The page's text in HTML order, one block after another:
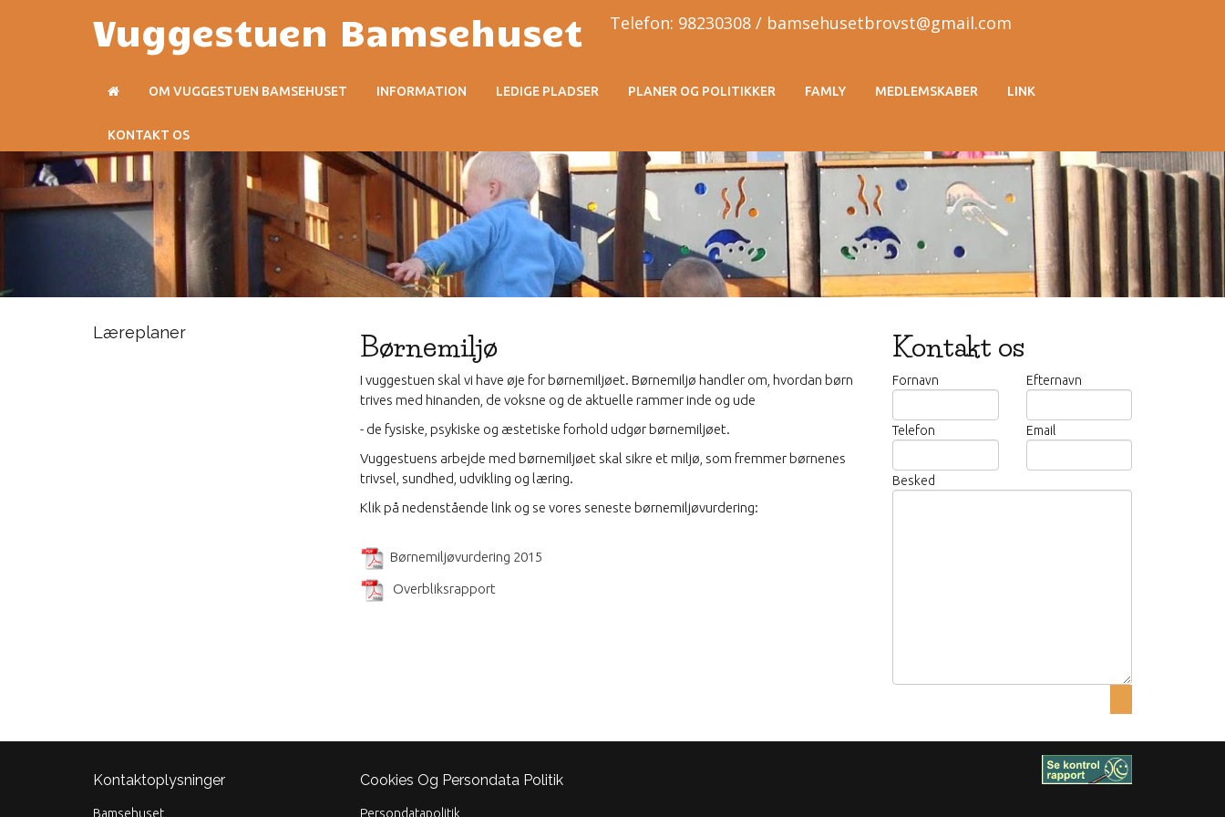
Vuggestuen Bamsehuset Telefon: 98230308 / bamsehusetbrovst@gmail.com
OM VUGGESTUEN BAMSEHUSET INFORMATION LEDIGE PLADSER PLANER OG POLITIKKER FAMLY MEDLEMSKABER LINK
KONTAKT OS
Læreplaner Børnemiljø
I vuggestuen skal vi have øje for børnemiljøet. Børnemiljø handler om, hvordan børn
trives med hinanden, de voksne og de aktuelle rammer inde og ude
- de fysiske, psykiske og æstetiske forhold udgør børnemiljøet.
Vuggestuens arbejde med børnemiljøet skal sikre et miljø, som fremmer børnenes
trivsel, sundhed, udvikling og læring.
Klik på nedenstående link og se vores seneste børnemiljøvurdering:
Børnemiljøvurdering 2015
Overbliksrapport
Kontakt os
Fornavn Efternavn
Telefon Email
Besked
Kontaktoplysninger
Bamsehuset
Cookies Og Persondata Politik
Persondatapolitik